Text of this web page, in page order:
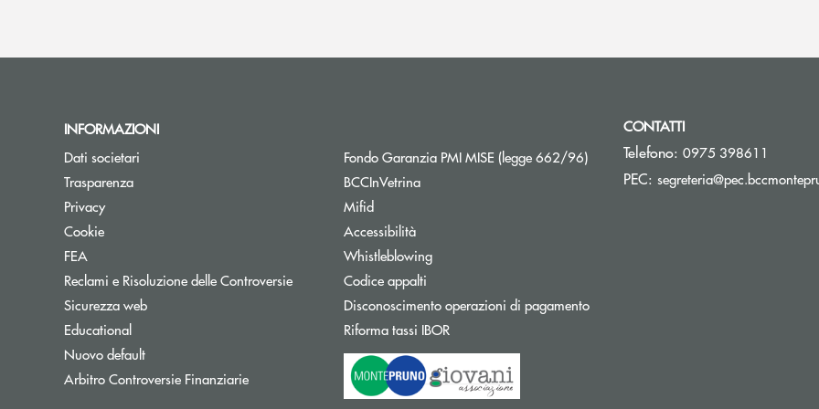
INFORMAZIONI
Dati societari
Trasparenza
Privacy
Cookie
FEA
Reclami e Risoluzione delle Controversie
Sicurezza web
Educational
Nuovo default
Arbitro Controversie FinanziarieApre una nuova finestra
Fondo Garanzia PMI MISE (legge 662/96)Apre una nuova finestra
BCCInVetrina
Mifid
Accessibilità
Whistleblowing
Codice appalti
Disconoscimento operazioni di pagamento
Riforma tassi IBORApre una nuova finestra
CONTATTI
Telefono: 0975 398611
PEC: